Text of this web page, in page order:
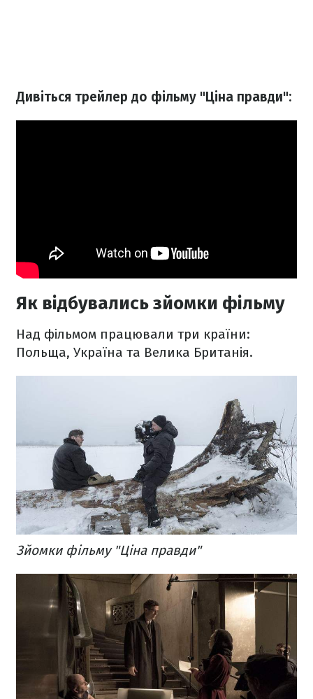
Дивіться трейлер до фільму "Ціна правди":
Як відбувались зйомки фільму
Над фільмом працювали три країни:
Польща, Україна та Велика Британія.
Зйомки фільму "Ціна правди"